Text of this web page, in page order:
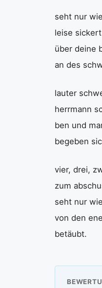
seht nur
leise
über deine
an des
lauter
herrmann
ben und
begeben
vier, drei,
zum
seht nur
von den
betäubt.